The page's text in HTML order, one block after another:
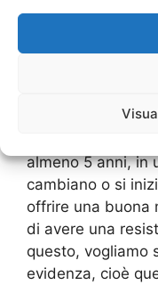
intemperie, sono
anche a rotture
letteralmente.Ad
stima che alcuni
almeno 5 anni, in
cambiano o si
offrire una buona
di avere una
questo, vogliamo
evidenza, cioè